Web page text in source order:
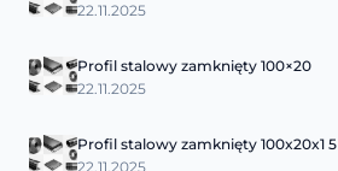
22.11.2025
Profil stalowy zamknięty 100×20
22.11.2025
Profil stalowy zamknięty 100x20x1 5
22.11.2025